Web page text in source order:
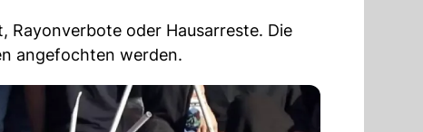
Rayonverbote oder Hausarreste. Die
angefochten werden.